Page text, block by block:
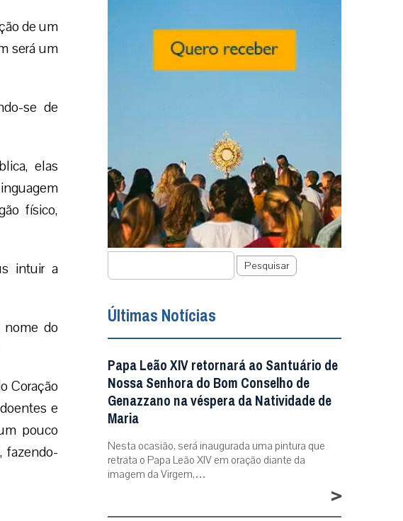
de um
será um
se de
elas
físico,
intuir a
nome do
Coração
e
pouco
fazendo-
Pesquisar
Últimas Notícias
Papa Leão XIV retornará ao Santuário de
Nossa Senhora do Bom Conselho de
Genazzano na véspera da Natividade de
Maria
Nesta ocasião, será inaugurada uma pintura que
retrata o Papa Leão XIV em oração diante da
imagem da Virgem,…
>